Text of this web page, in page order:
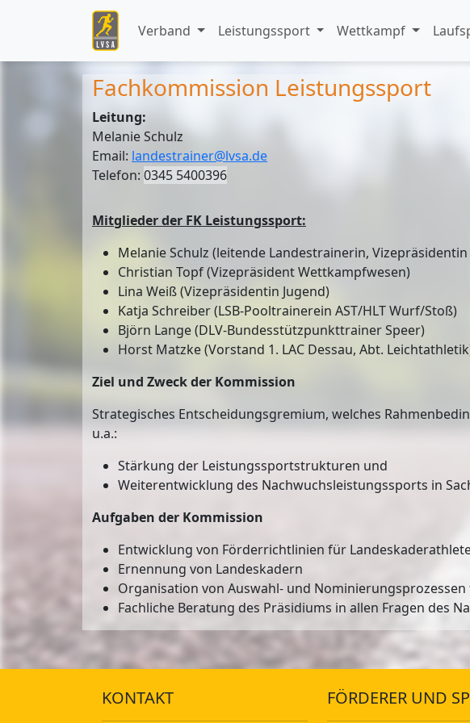
Verband Leistungssport Wettkampf
Fachkommission Leistungssport
Leitung:
Melanie Schulz
Email: landestrainer@lvsa.de
Telefon: 0345 5400396
Mitglieder der FK Leistungssport:
Melanie Schulz (leitende Landestrainerin,
Christian Topf (Vizepräsident Wettkampfwesen)
Lina Weiß (Vizepräsidentin Jugend)
Katja Schreiber (LSB-Pooltrainerein AST/HLT Wurf/Stoß)
Björn Lange (DLV-Bundesstützpunkttrainer Speer)
Horst Matzke (Vorstand 1. LAC Dessau, Abt.
Ziel und Zweck der Kommission
Strategisches Entscheidungsgremium, welches
u.a.:
Stärkung der Leistungssportstrukturen und
Weiterentwicklung des Nachwuchsleistungssports in
Aufgaben der Kommission
Entwicklung von Förderrichtlinien für
Ernennung von Landeskadern
Organisation von Auswahl- und
Fachliche Beratung des Präsidiums in allen Fragen des
KONTAKT FÖRDERER UND